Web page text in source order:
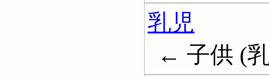
乳児
← 子供 (